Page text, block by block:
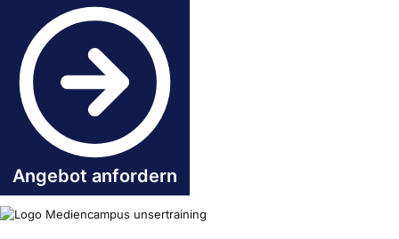
Angebot anfordern